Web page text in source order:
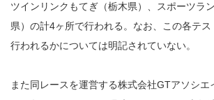
ツインリンクもてぎ（栃木県）、スポーツラ
県）の計4ヶ所で行われる。なお、この各テ
行われるかについては明記されていない。
また同レースを運営する株式会社GTアソシエ